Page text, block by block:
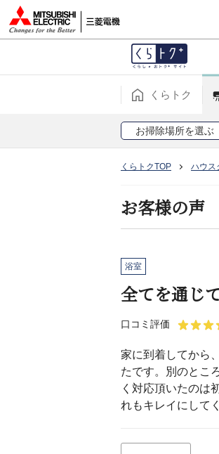
くらトク
お掃除場所を選ぶ
くらトクTOP ハウス
お客様の声
浴室
全てを通じ
口コミ評価
家に到着してから
たです。別のとこ
く対応頂いたのは
れもキレイにして